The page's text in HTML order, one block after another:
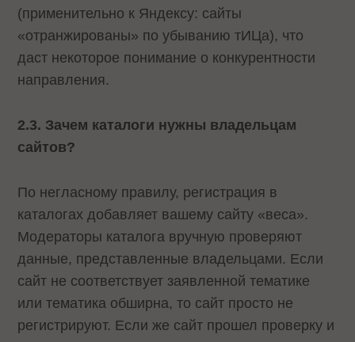
(применительно к Яндексу: сайты
«отранжированы» по убыванию тИЦа), что
даст некоторое понимание о конкурентности
направления.
2.3. Зачем каталоги нужны владельцам
сайтов?
По негласному правилу, регистрация в
каталогах добавляет вашему сайту «веса».
Модераторы каталога вручную проверяют
данные, представленные владельцами. Если
сайт не соответствует заявленной тематике
или тематика обширна, то сайт просто не
регистрируют. Если же сайт прошел проверку и